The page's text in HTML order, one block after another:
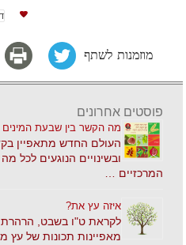
מוזמנות לשתף
פוסטים אחרונים
מה הקשר בין שבעת
העולם החדש מתאפיין
ובשינויים הנוגעים לכל
המרכזיים …
איזה עץ את?
לקראת ט"ו בשבט,
מאפיינות תכונות של עץ